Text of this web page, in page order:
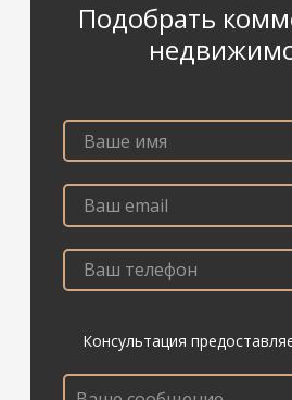
Подобрать
Консультация